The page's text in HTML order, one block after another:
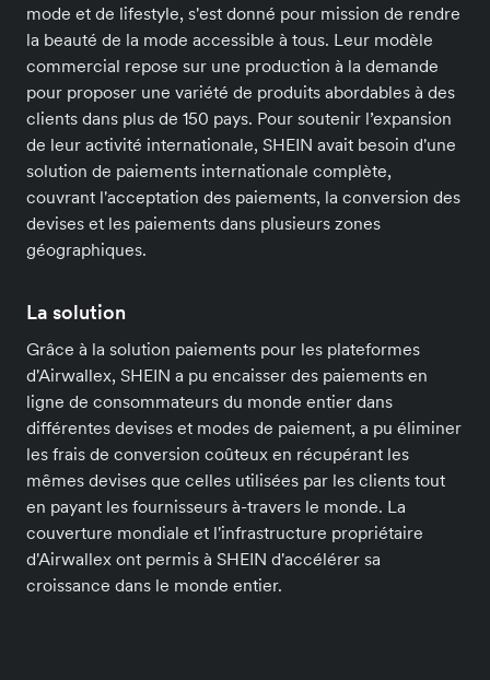
mode et de lifestyle, s'est donné pour mission de rendre
la beauté de la mode accessible à tous. Leur modèle
commercial repose sur une production à la demande
pour proposer une variété de produits abordables à des
clients dans plus de 150 pays. Pour soutenir l’expansion
de leur activité internationale, SHEIN avait besoin d'une
solution de paiements internationale complète,
couvrant l'acceptation des paiements, la conversion des
devises et les paiements dans plusieurs zones
géographiques.
La solution
Grâce à la solution paiements pour les plateformes
d'Airwallex, SHEIN a pu encaisser des paiements en
ligne de consommateurs du monde entier dans
différentes devises et modes de paiement, a pu éliminer
les frais de conversion coûteux en récupérant les
mêmes devises que celles utilisées par les clients tout
en payant les fournisseurs à-travers le monde. La
couverture mondiale et l'infrastructure propriétaire
d'Airwallex ont permis à SHEIN d'accélérer sa
croissance dans le monde entier.